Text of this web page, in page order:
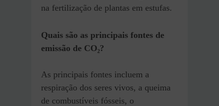
na fertilização de plantas em estufas.
Quais são as principais fontes de
emissão de CO₂?
As principais fontes incluem a
respiração dos seres vivos, a queima
de combustíveis fósseis, o